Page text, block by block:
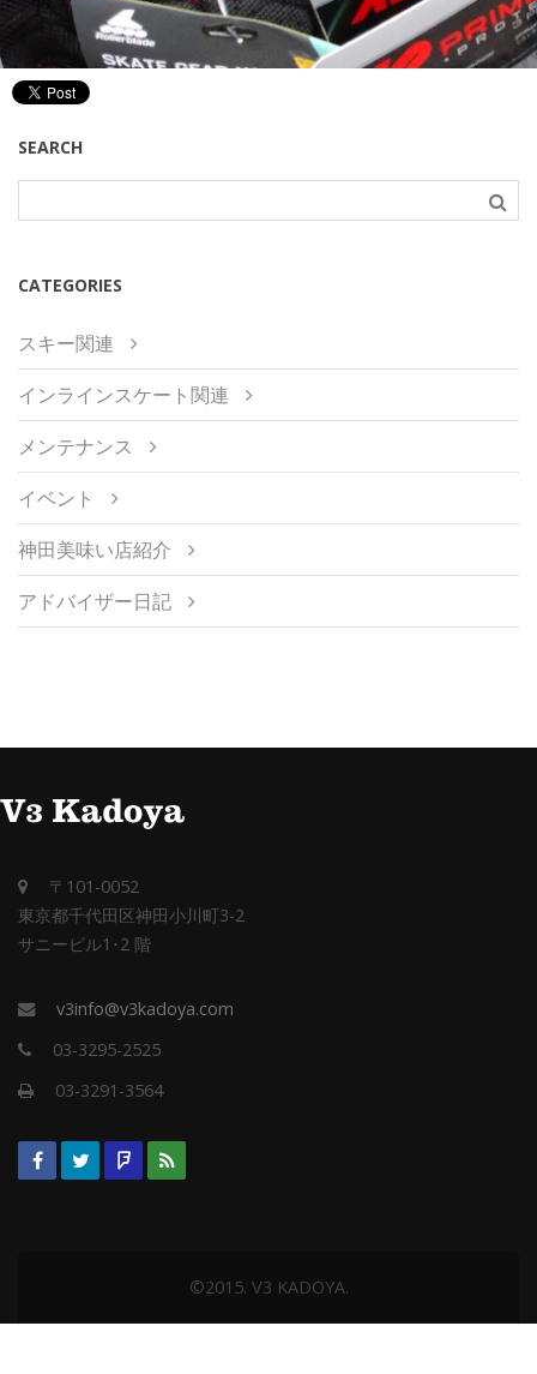
SEARCH
CATEGORIES
スキー関連
インラインスケート関連
メンテナンス
イベント
神田美味い店紹介
アドバイザー日記
〒101-0052
東京都千代田区神田小川町3-2
サニービル1･2 階
v3info@v3kadoya.com
03-3295-2525
03-3291-3564
©2015. V3 KADOYA.